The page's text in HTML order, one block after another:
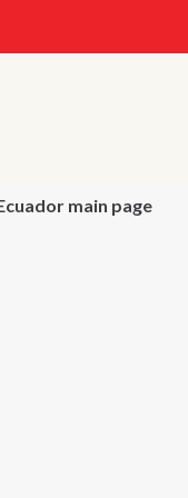
main page